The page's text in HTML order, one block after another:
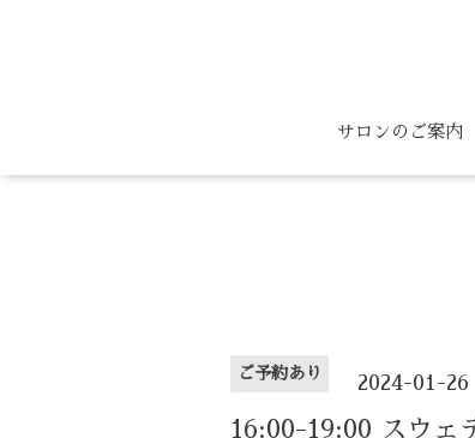
サロンのご案内
ご予約あり 2024-01-
16:00-19:00 スウェ